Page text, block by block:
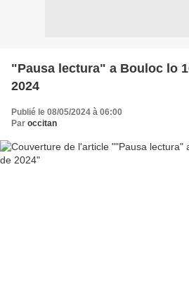
"Pausa lectura" a Bouloc lo
2024
Publié le 08/05/2024 à 06:00
Par occitan